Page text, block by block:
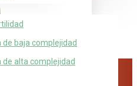
de baja complejidad
de alta complejidad